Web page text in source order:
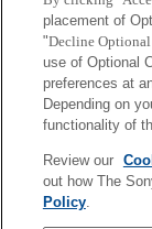
placement of
"Decline
use of Optional
preferences at
Depending on
functionality of
Review our
out how The
Policy.